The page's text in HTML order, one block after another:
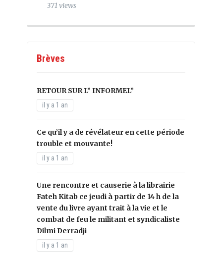
371 views
Brèves
RETOUR SUR L” INFORMEL”
il y a 1 an
Ce qu’il y a de révélateur en cette période
trouble et mouvante!
il y a 1 an
Une rencontre et causerie à la librairie
Fateh Kitab ce jeudi à partir de 14 h de la
vente du livre ayant trait à la vie et le
combat de feu le militant et syndicaliste
Dilmi Derradji
il y a 1 an